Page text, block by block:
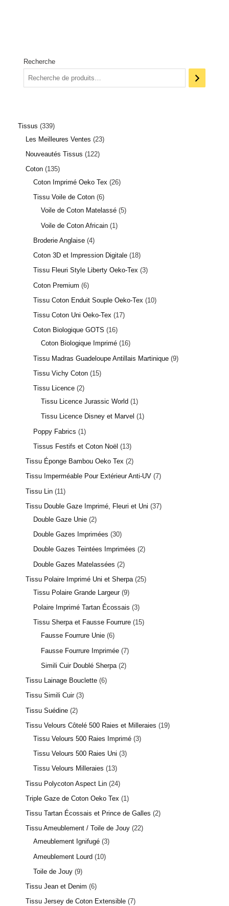
Recherche
Tissus 339
Les Meilleures Ventes
23
Nouveautés Tissus
122
Coton 135
Coton Imprimé Oeko Tex 26
Tissu Voile de Coton 6
Voile de Coton Matelassé 5
Voile de Coton Africain 1
Broderie Anglaise 4
Coton 3D et Impression Digitale 18
Tissu Fleuri Style Liberty Oeko-Tex 3
Coton Premium 6
Tissu Coton Enduit Souple Oeko-Tex
10
Tissu Coton Uni Oeko-Tex
17
Coton Biologique GOTS
16
Coton Biologique Imprimé 16
Tissu Madras Guadeloupe Antillais Martinique 9
Tissu Vichy Coton 15
Tissu Licence 2
Tissu Licence Jurassic World
1
Tissu Licence Disney et Marvel
1
Poppy Fabrics
1
Tissus Festifs et Coton Noël
13
Tissu Éponge Bambou Oeko Tex 2
Tissu Imperméable Pour Extérieur Anti-UV 7
Tissu Lin 11
Tissu Double Gaze Imprimé, Fleuri et Uni 37
Double Gaze Unie 2
Double Gazes Imprimées 30
Double Gazes Teintées Imprimées 2
Double Gazes Matelassées
2
Tissu Polaire Imprimé Uni et Sherpa 25
Tissu Polaire Grande Largeur 9
Polaire Imprimé Tartan Écossais 3
Tissu Sherpa et Fausse Fourrure 15
Fausse Fourrure Unie 6
Fausse Fourrure Imprimée 7
Simili Cuir Doublé Sherpa 2
Tissu Lainage Bouclette 6
Tissu Simili Cuir 3
Tissu Suédine 2
Tissu Velours Côtelé 500 Raies et Milleraies
19
Tissu Velours 500 Raies Imprimé 3
Tissu Velours 500 Raies Uni 3
Tissu Velours Milleraies
13
Tissu Polycoton Aspect Lin 24
Triple Gaze de Coton Oeko Tex
1
Tissu Tartan Écossais et Prince de Galles 2
Tissu Ameublement / Toile de Jouy 22
Ameublement Ignifugé 3
Ameublement Lourd 10
Toile de Jouy 9
Tissu Jean et Denim 6
Tissu Jersey de Coton Extensible 7